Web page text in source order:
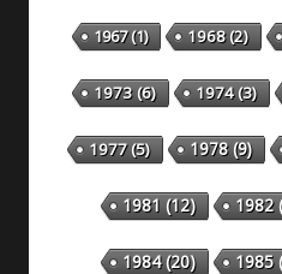
1967(1) 1968(2)
1973(6) 1974(3)
1977(5) 1978(9)
1981 (12) 1982
1984(20) 1985